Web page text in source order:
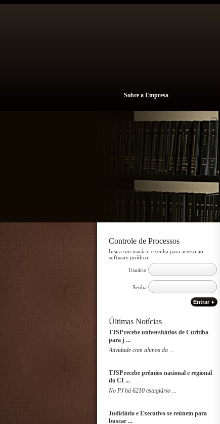
Sobre a Empresa
Controle de Processos
Insira seu usuário e senha para acesso ao
software jurídico
Usuário
Senha
Entrar
Últimas Notícias
TJSP recebe universitários de Curitiba
para j ...
Atividade com alunos da ...
TJSP recebe prêmios nacional e regional
do CI ...
No PJ há 6210 estagiário ...
Judiciário e Executivo se reúnem para
buscar ...